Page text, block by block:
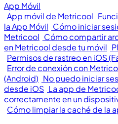
App Móvil
App móvil de Metricool
la App Móvil Cómo iniciar
Metricool Cómo compartir
en Metricool desde tu móvil
Permisos de rastreo en iOS
Error de conexión con
(Android) No puedo iniciar
desde iOS La app de
correctamente en un
Cómo limpiar la caché de la